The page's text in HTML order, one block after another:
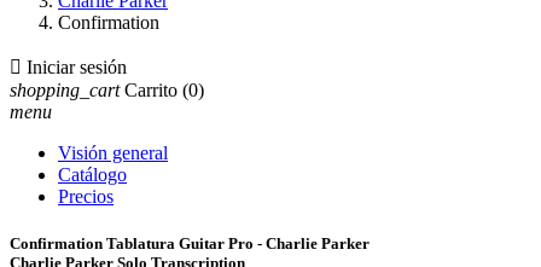
Confirmation
 Iniciar sesión
shopping_cart Carrito (0)
menu
Visión general
Catálogo
Precios
Confirmation Tablatura Guitar Pro - Charlie Parker
Charlie Parker Solo Transcription